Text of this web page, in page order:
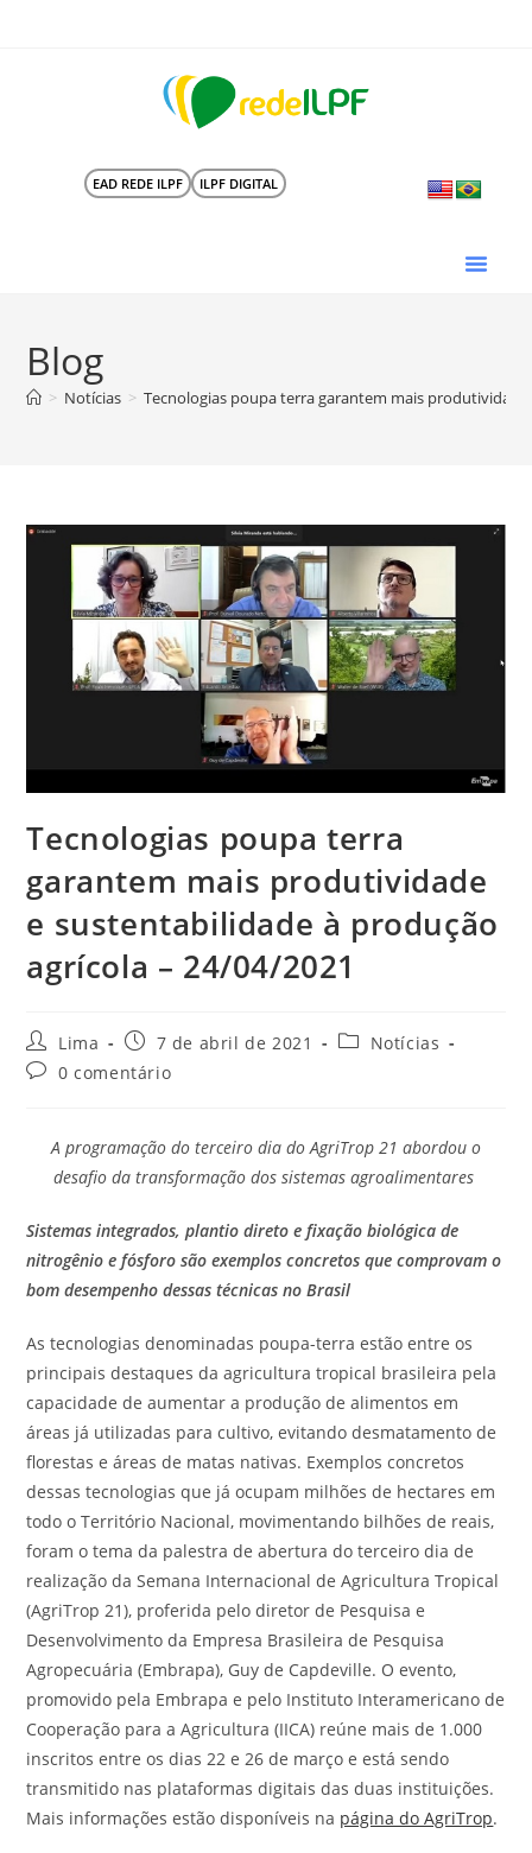
EAD REDE ILPF ILPF DIGITAL
Blog
> Notícias > Tecnologias poupa terra garantem mais
Tecnologias poupa terra
garantem mais produtividade
e sustentabilidade à produção
agrícola – 24/04/2021
Lima 7 de abril de 2021
Notícias
0 comentário
A programação do terceiro dia do AgriTrop 21 abordou o
desafio da transformação dos sistemas agroalimentares
Sistemas integrados, plantio direto e fixação biológica de
nitrogênio e fósforo são exemplos concretos que comprovam o
bom desempenho dessas técnicas no Brasil
As tecnologias denominadas poupa-terra estão entre os
principais destaques da agricultura tropical brasileira pela
capacidade de aumentar a produção de alimentos em
áreas já utilizadas para cultivo, evitando desmatamento de
florestas e áreas de matas nativas. Exemplos concretos
dessas tecnologias que já ocupam milhões de hectares em
todo o Território Nacional, movimentando bilhões de reais,
foram o tema da palestra de abertura do terceiro dia de
realização da Semana Internacional de Agricultura Tropical
(AgriTrop 21), proferida pelo diretor de Pesquisa e
Desenvolvimento da Empresa Brasileira de Pesquisa
Agropecuária (Embrapa), Guy de Capdeville. O evento,
promovido pela Embrapa e pelo Instituto Interamericano de
Cooperação para a Agricultura (IICA) reúne mais de 1.000
inscritos entre os dias 22 e 26 de março e está sendo
transmitido nas plataformas digitais das duas instituições.
Mais informações estão disponíveis na página do AgriTrop.